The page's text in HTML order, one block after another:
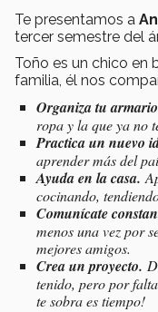
Te presentamos a
tercer semestre del
Toño es un chico en
familia, él nos
Organiza tu
ropa y la que ya no
Practica un nuevo
aprender más del
Ayuda en la casa.
cocinando,
Comunícate
menos una vez por
mejores amigos.
Crea un proyecto.
tenido, pero por
te sobra es tiempo!